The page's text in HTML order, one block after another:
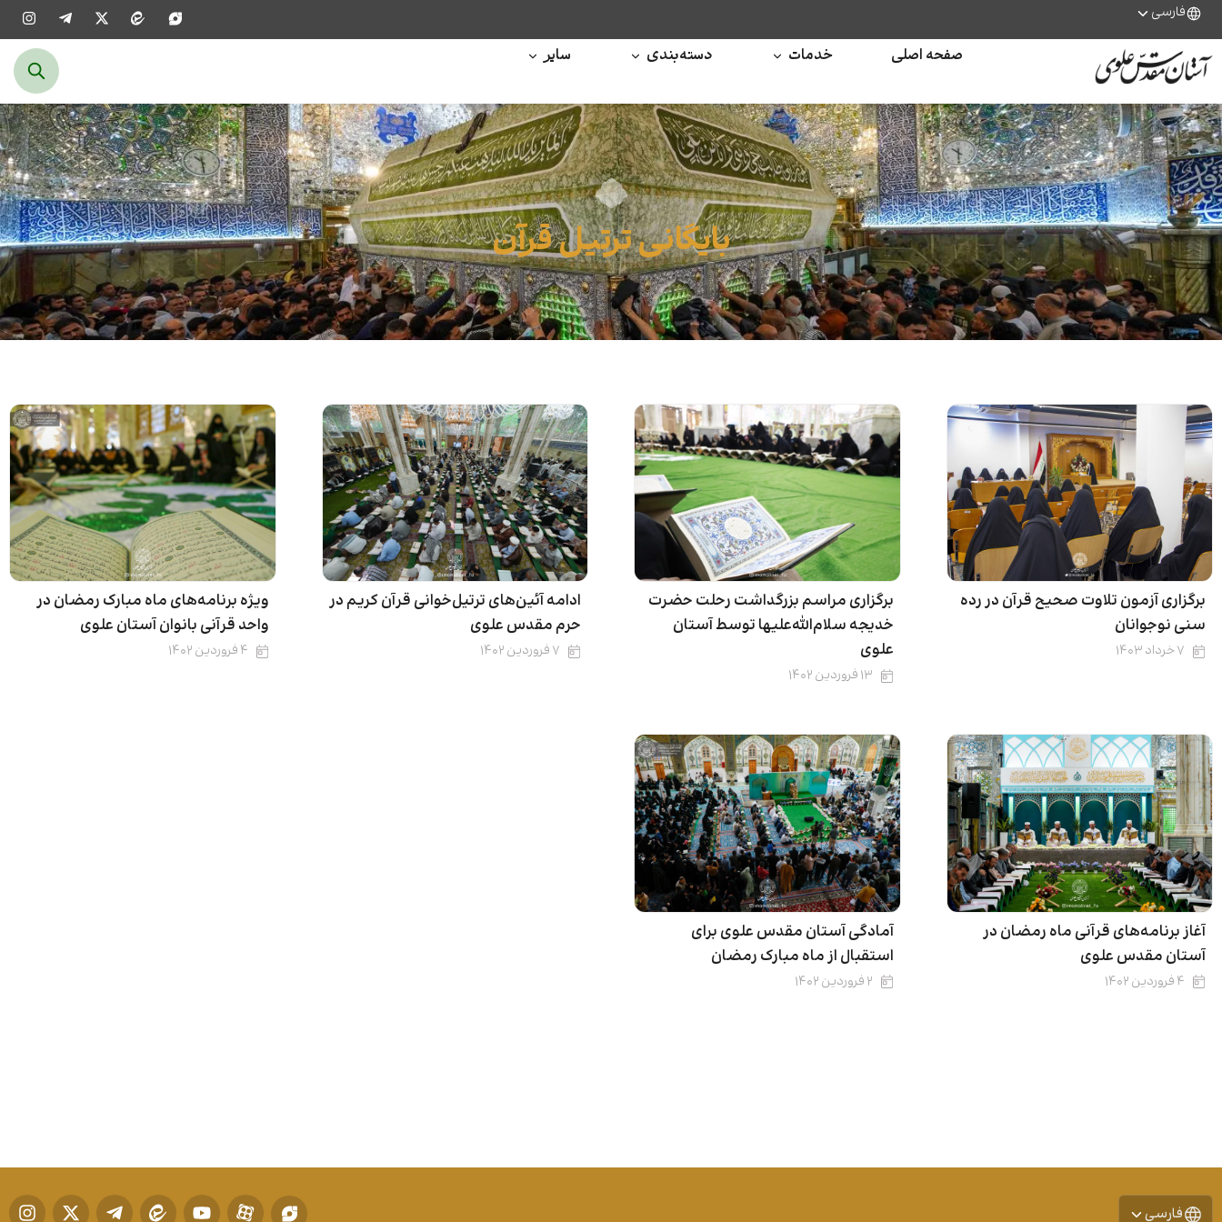
فارسی
صفحه اصلی خدمات دسته‌بندی سایر
بایگانی ترتیل قرآن
برگزاری آزمون تلاوت صحیح قرآن در رده
سنی نوجوانان
۷ خرداد ۱۴۰۳
برگزاری مراسم بزرگداشت رحلت حضرت
خدیجه سلام‌الله‌علیها توسط آستان
علوی
۱۳ فروردین ۱۴۰۲
ادامه آئین‌های ترتیل‌خوانی قرآن کریم در
حرم مقدس علوی
۷ فروردین ۱۴۰۲
ویژه برنامه‌های ماه مبارک رمضان در
واحد قرآنی بانوان آستان علوی
۴ فروردین ۱۴۰۲
آغاز برنامه‌های قرآنی ماه رمضان در
آستان مقدس علوی
۴ فروردین ۱۴۰۲
آمادگی آستان مقدس علوی برای
استقبال از ماه مبارک رمضان
۲ فروردین ۱۴۰۲
فارسی